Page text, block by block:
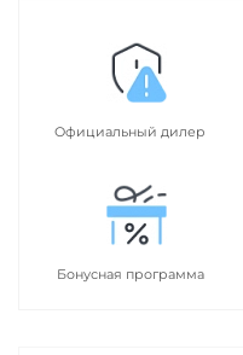
Официальный дилер
Бонусная программа